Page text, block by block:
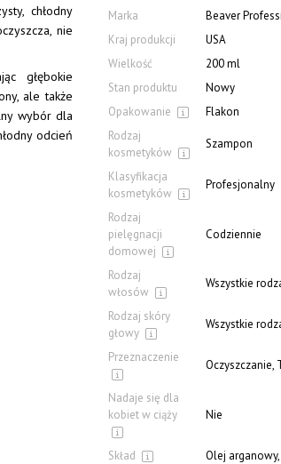
chłodny
nie
głębokie
ale także
wybór dla
odcień
Marka
Beaver
Kraj produkcji
USA
Wielkość
200 ml
Stan produktu
Nowy
Opakowanie
Flakon
Rodzaj
kosmetyków
Szampon
Klasyfikacja
kosmetyków
Profesjonalny
Rodzaj
pielęgnacji
domowej
Codziennie
Rodzaj
włosów
Wszystkie
Rodzaj skóry
głowy
Wszystkie
Przeznaczenie
Oczyszczanie,
Nadaje się dla
kobiet w ciąży
Nie
Skład
Olej